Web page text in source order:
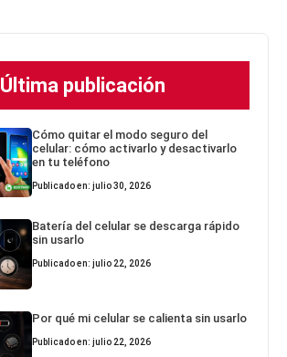
Última publicación
Cómo quitar el modo seguro del
celular: cómo activarlo y desactivarlo
en tu teléfono
Publicado en: julio 30, 2026
Batería del celular se descarga rápido
sin usarlo
Publicado en: julio 22, 2026
Por qué mi celular se calienta sin usarlo
Publicado en: julio 22, 2026